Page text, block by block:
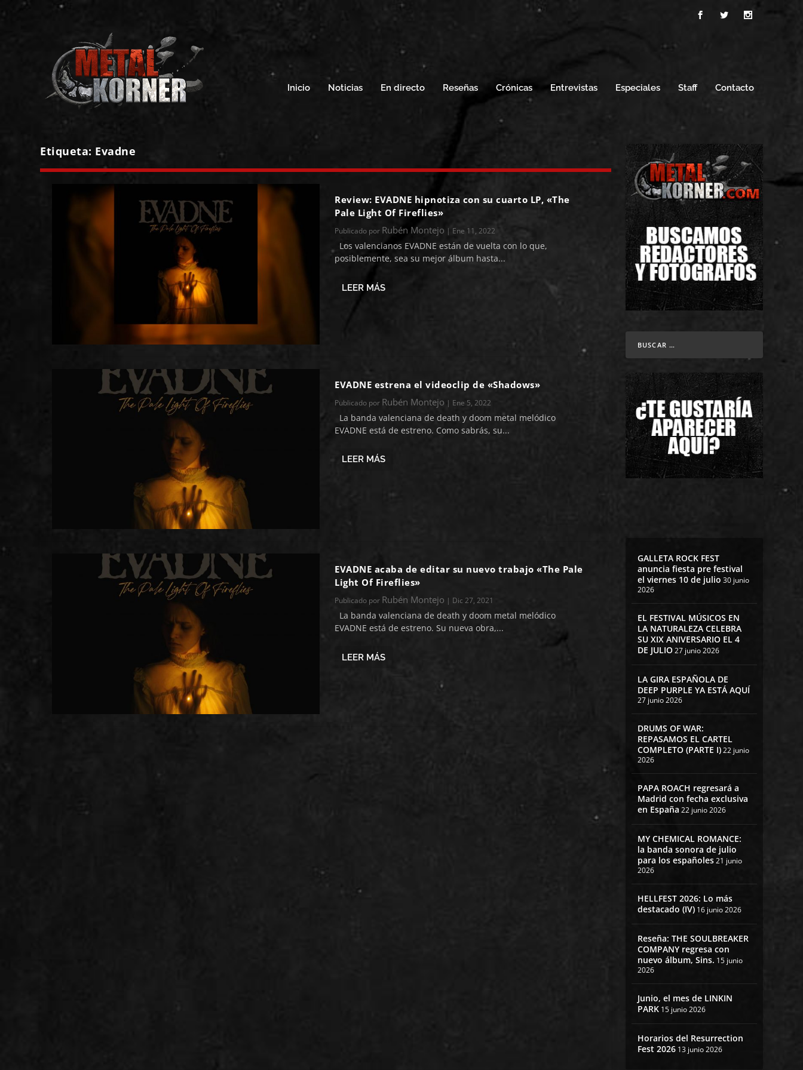
Inicio Noticias En directo Reseñas Crónicas Entrevistas Especiales Staff Contacto
Etiqueta: Evadne
Review: EVADNE hipnotiza con su cuarto LP, «The
Pale Light Of Fireflies»
Publicado por Rubén Montejo | Ene 11, 2022
Los valencianos EVADNE están de vuelta con lo que,
posiblemente, sea su mejor álbum hasta...
LEER MÁS
EVADNE estrena el videoclip de «Shadows»
Publicado por Rubén Montejo | Ene 5, 2022
La banda valenciana de death y doom metal melódico
EVADNE está de estreno. Como sabrás, su...
LEER MÁS
EVADNE acaba de editar su nuevo trabajo «The Pale
Light Of Fireflies»
Publicado por Rubén Montejo | Dic 27, 2021
La banda valenciana de death y doom metal melódico
EVADNE está de estreno. Su nueva obra,...
LEER MÁS
GALLETA ROCK FEST
anuncia fiesta pre festival
el viernes 10 de julio 30 junio
2026
EL FESTIVAL MÚSICOS EN
LA NATURALEZA CELEBRA
SU XIX ANIVERSARIO EL 4
DE JULIO27 junio 2026
LA GIRA ESPAÑOLA DE
DEEP PURPLE YA ESTÁ AQUÍ
27 junio 2026
DRUMS OF WAR:
REPASAMOS EL CARTEL
COMPLETO (PARTE I)22 junio
2026
PAPA ROACH regresará a
Madrid con fecha exclusiva
en España 22 junio 2026
MY CHEMICAL ROMANCE:
la banda sonora de julio
para los españoles21 junio
2026
HELLFEST 2026: Lo más
destacado (IV) 16 junio 2026
Reseña: THE SOULBREAKER
COMPANY regresa con
nuevo álbum, Sins. 15 junio
2026
Junio, el mes de LINKIN
PARK 15 junio 2026
Horarios del Resurrection
Fest 2026 13 junio 2026